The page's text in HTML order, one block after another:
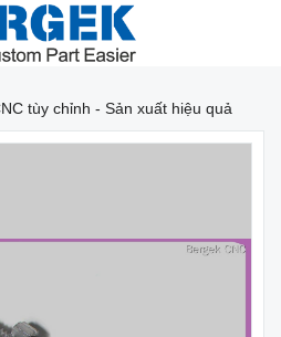
tùy chỉnh - Sản xuất hiệu quả